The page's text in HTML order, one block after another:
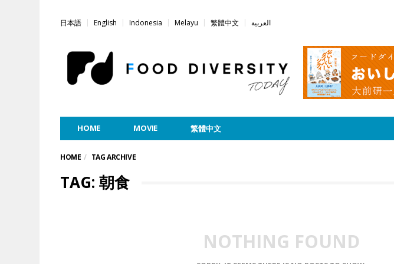
日本語 English Indonesia Melayu 繁體中文 العربية
HOME MOVIE 繁體中文
HOME TAG ARCHIVE
TAG: 朝食
NOTHING FOUND